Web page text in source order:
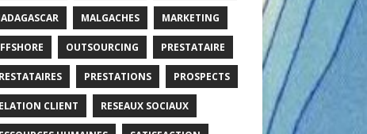
MALGACHES MARKETING
OUTSOURCING PRESTATAIRE
PRESTATIONS PROSPECTS
CLIENT RESEAUX SOCIAUX